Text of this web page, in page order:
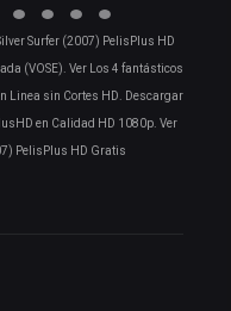
Surfer (2007) PelisPlus HD
(VOSE). Ver Los 4 fantásticos
Linea sin Cortes HD. Descargar
en Calidad HD 1080p. Ver
PelisPlus HD Gratis